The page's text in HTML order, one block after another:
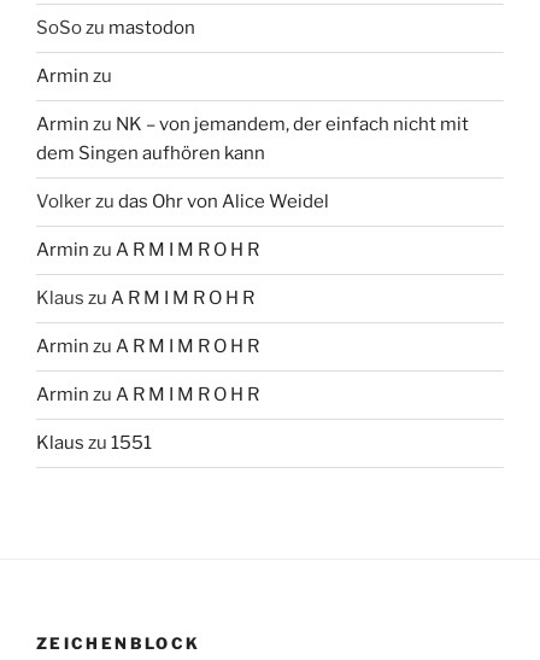
SoSozu mastodon
Armin zu
Armin zu NK – von jemandem, der einfach nicht mit
dem Singen aufhören kann
Volkerzu das Ohr von Alice Weidel
Armin zu A R M I M R O H R
Klaus zu A R M I M R O H R
Armin zu A R M I M R O H R
Armin zu A R M I M R O H R
Klaus zu 1551
ZEICHENBLOCK